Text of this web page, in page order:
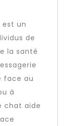
un
de
la santé
face au
à
chat aide